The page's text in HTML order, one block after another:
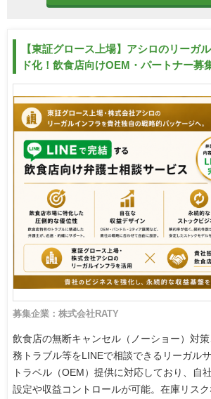
【東証グロース上場】アシロのリーガ
ド化！飲食店向けOEM・パートナー募
募集企業：株式会社RATY
飲食店の無断キャンセル（ノーショー）対
務トラブル等をLINEで相談できるリーガル
トラベル（OEM）提供に対応しており、自
設定や収益コントロールが可能。在庫リス